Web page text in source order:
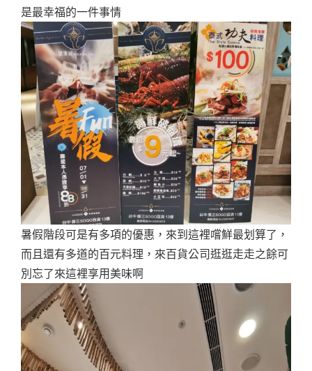
是最幸福的一件事情
暑假階段可是有多項的優惠，來到這裡嚐鮮最划算了，
而且還有多道的百元料理，來百貨公司逛逛走走之餘可
別忘了來這裡享用美味啊